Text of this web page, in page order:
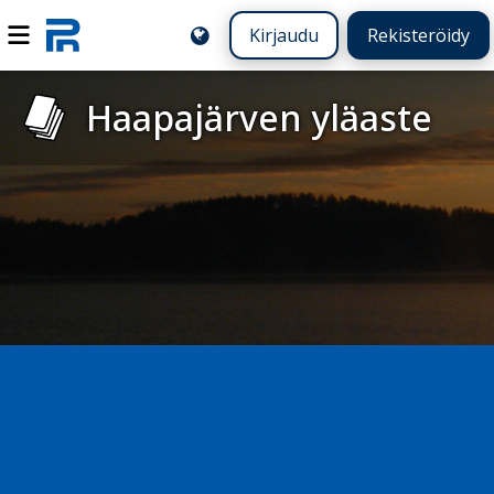
Kirjaudu Rekisteröidy
Haapajärven yläaste